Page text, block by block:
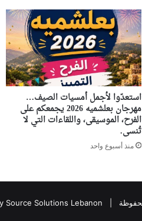
استعدّوا لأجمل أمسيات الصيف…
مهرجان بعلشميه 2026 يجمعكم على
الفرح، الموسيقى، واللقاءات التي لا
تُنسى.
منذ أسبوع واحد
Source Solutions Lebanon